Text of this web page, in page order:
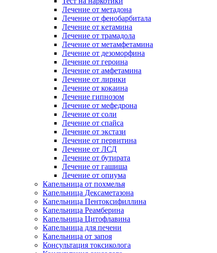
Лечение от метадона
Лечение от фенобарбитала
Лечение от кетамина
Лечение от трамадола
Лечение от метамфетамина
Лечение от дезоморфина
Лечение от героина
Лечение от амфетамина
Лечение от лирики
Лечение от кокаина
Лечение гипнозом
Лечение от мефедрона
Лечение от соли
Лечение от спайса
Лечение от экстази
Лечение от первитина
Лечение от ЛСД
Лечение от бутирата
Лечение от гашиша
Лечение от опиума
Капельница от похмелья
Капельница Дексаметазона
Капельница Пентоксифиллина
Капельница Реамберина
Капельница Цитофлавина
Капельница для печени
Капельница от запоя
Консультация токсиколога